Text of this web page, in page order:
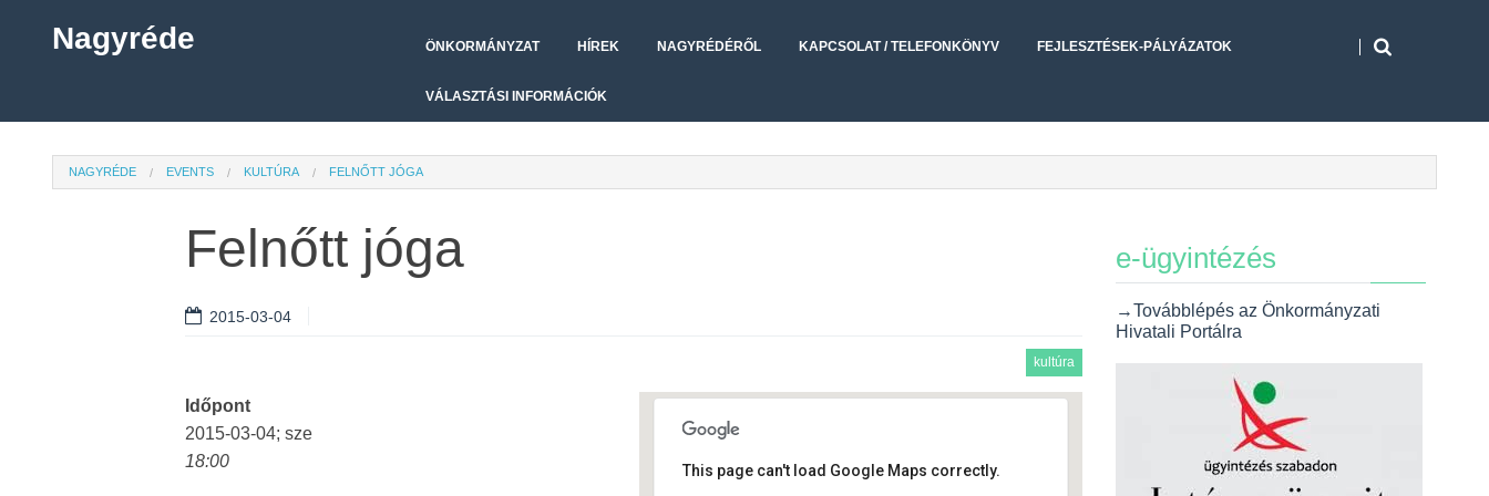
Nagyréde ÖNKORMÁNYZAT HÍREK NAGYRÉDÉRŐL KAPCSOLAT / TELEFONKÖNYV FEJLESZTÉSEK-PÁLYÁZATOK
VÁLASZTÁSI INFORMÁCIÓK
NAGYRÉDE EVENTS KULTÚRA FELNŐTT JÓGA
Felnőtt jóga
2015-03-04
kultúra
Művelődési ház
This page can't load Google Maps correctly.
Időpont
2015-03-04; sze
18:00
e-ügyintézés
→Továbblépés az Önkormányzati
Hivatali Portálra